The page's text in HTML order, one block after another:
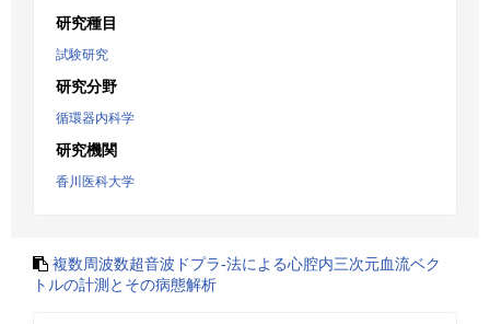
研究種目
試験研究
研究分野
循環器内科学
研究機関
香川医科大学
複数周波数超音波ドプラ-法による心腔内三次元血流ベク
トルの計測とその病態解析